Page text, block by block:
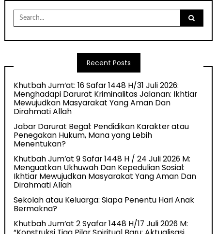
Search
for:
Recent Posts
Khutbah Jum’at: 16 Safar 1448 H/31 Juli 2026:
Menghadapi Darurat Kriminalitas Jalanan: Ikhtiar
Mewujudkan Masyarakat Yang Aman Dan
Dirahmati Allah
Jabar Darurat Begal: Pendidikan Karakter atau
Penegakan Hukum, Mana yang Lebih
Menentukan?
Khutbah Jum’at 9 Safar 1448 H / 24 Juli 2026 M:
Menguatkan Ukhuwah Dan Kepedulian Sosial:
Ikhtiar Mewujudkan Masyarakat Yang Aman Dan
Dirahmati Allah
Sekolah atau Keluarga: Siapa Penentu Hari Anak
Bermakna?
Khutbah Jum’at 2 Syafar 1448 H/17 Juli 2026 M: